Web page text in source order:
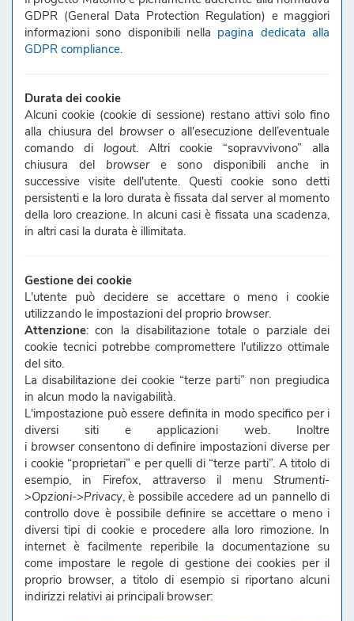
GDPR (General Data Protection Regulation) e maggiori
informazioni sono disponibili nella pagina dedicata alla
GDPR compliance.
Durata dei cookie
Alcuni cookie (cookie di sessione) restano attivi solo fino
alla chiusura del browsero all'esecuzione dell’eventuale
comando di logout. Altri cookie “sopravvivono” alla
chiusura del browsere sono disponibili anche in
successive visite dell'utente. Questi cookie sono detti
persistenti e la loro durata è fissata dal server al momento
della loro creazione. In alcuni casi è fissata una scadenza,
in altri casi la durata è illimitata.
Gestione dei cookie
L'utente può decidere se accettare o meno i cookie
utilizzando le impostazioni del proprio browser.
Attenzione: con la disabilitazione totale o parziale dei
cookie tecnici potrebbe compromettere l'utilizzo ottimale
del sito.
La disabilitazione dei cookie “terze parti” non pregiudica
in alcun modo la navigabilità.
L'impostazione può essere definita in modo specifico per i
diversi siti e applicazioni web. Inoltre
i browserconsentono di definire impostazioni diverse per
i cookie “proprietari” e per quelli di “terze parti”. A titolo di
esempio, in Firefox, attraverso il menu Strumenti-
>Opzioni->Privacy, è possibile accedere ad un pannello di
controllo dove è possibile definire se accettare o meno i
diversi tipi di cookie e procedere alla loro rimozione. In
internet è facilmente reperibile la documentazione su
come impostare le regole di gestione dei cookies per il
proprio browser, a titolo di esempio si riportano alcuni
indirizzi relativi ai principali browser: